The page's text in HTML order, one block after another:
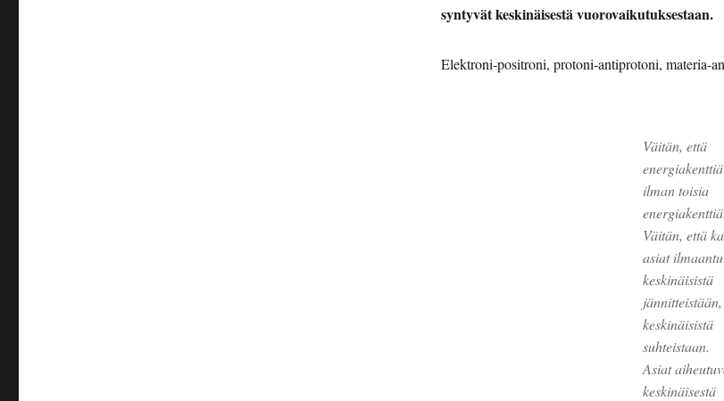
syntyvät keskinäisestä vuorovaikutuksestaan.
Elektroni-positroni, protoni-antiprotoni, materia-
Väitän, että
ilman toisia
energiakenttiä.
Väitän, että
asiat
keskinäisistä
jännitteistään,
keskinäisistä
suhteistaan.
Asiat
keskinäisestä